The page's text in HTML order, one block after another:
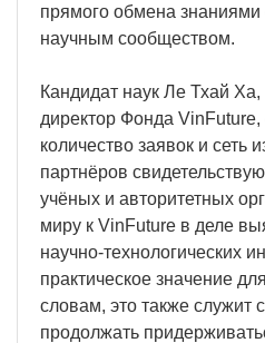
прямого обмена знаниями
научным сообществом.
Кандидат наук Ле Тхай
директор Фонда
количество заявок и сеть
партнёров
учёных и авторитетных
миру к VinFuture в деле
научно-технологических
практическое значение
словам, это также служит
продолжать